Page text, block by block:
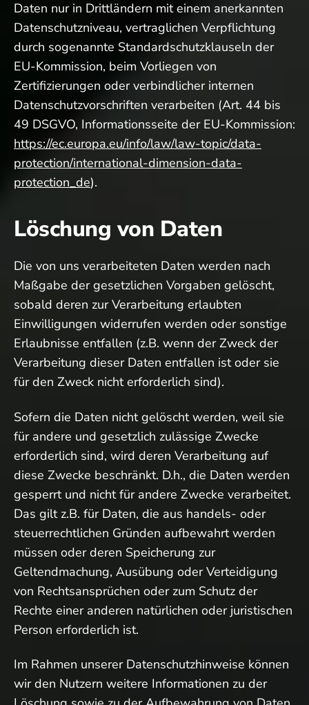
Daten nur in Drittländern mit einem anerkannten
Datenschutzniveau, vertraglichen Verpflichtung
durch sogenannte Standardschutzklauseln der
EU-Kommission, beim Vorliegen von
Zertifizierungen oder verbindlicher internen
Datenschutzvorschriften verarbeiten (Art. 44 bis
49 DSGVO, Informationsseite der EU-Kommission:
https://ec.europa.eu/info/law/law-topic/data-
protection/international-dimension-data-
protection_de).
Löschung von Daten
Die von uns verarbeiteten Daten werden nach
Maßgabe der gesetzlichen Vorgaben gelöscht,
sobald deren zur Verarbeitung erlaubten
Einwilligungen widerrufen werden oder sonstige
Erlaubnisse entfallen (z.B. wenn der Zweck der
Verarbeitung dieser Daten entfallen ist oder sie
für den Zweck nicht erforderlich sind).
Sofern die Daten nicht gelöscht werden, weil sie
für andere und gesetzlich zulässige Zwecke
erforderlich sind, wird deren Verarbeitung auf
diese Zwecke beschränkt. D.h., die Daten werden
gesperrt und nicht für andere Zwecke verarbeitet.
Das gilt z.B. für Daten, die aus handels- oder
steuerrechtlichen Gründen aufbewahrt werden
müssen oder deren Speicherung zur
Geltendmachung, Ausübung oder Verteidigung
von Rechtsansprüchen oder zum Schutz der
Rechte einer anderen natürlichen oder juristischen
Person erforderlich ist.
Im Rahmen unserer Datenschutzhinweise können
wir den Nutzern weitere Informationen zu der